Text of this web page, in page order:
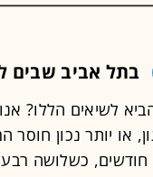
בתל אביב שבים
לשיאים הללו?
או יותר נכון
כשלושה